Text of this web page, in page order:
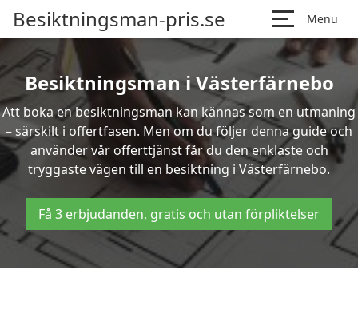
Besiktningsman-pris.se Menu
Besiktningsman i Västerfärnebo
Att boka en besiktningsman kan kännas som en utmaning
– särskilt i offertfasen. Men om du följer denna guide och
använder vår offerttjänst får du den enklaste och
tryggaste vägen till en besiktning i Västerfärnebo.
Få 3 erbjudanden, gratis och utan förpliktelser